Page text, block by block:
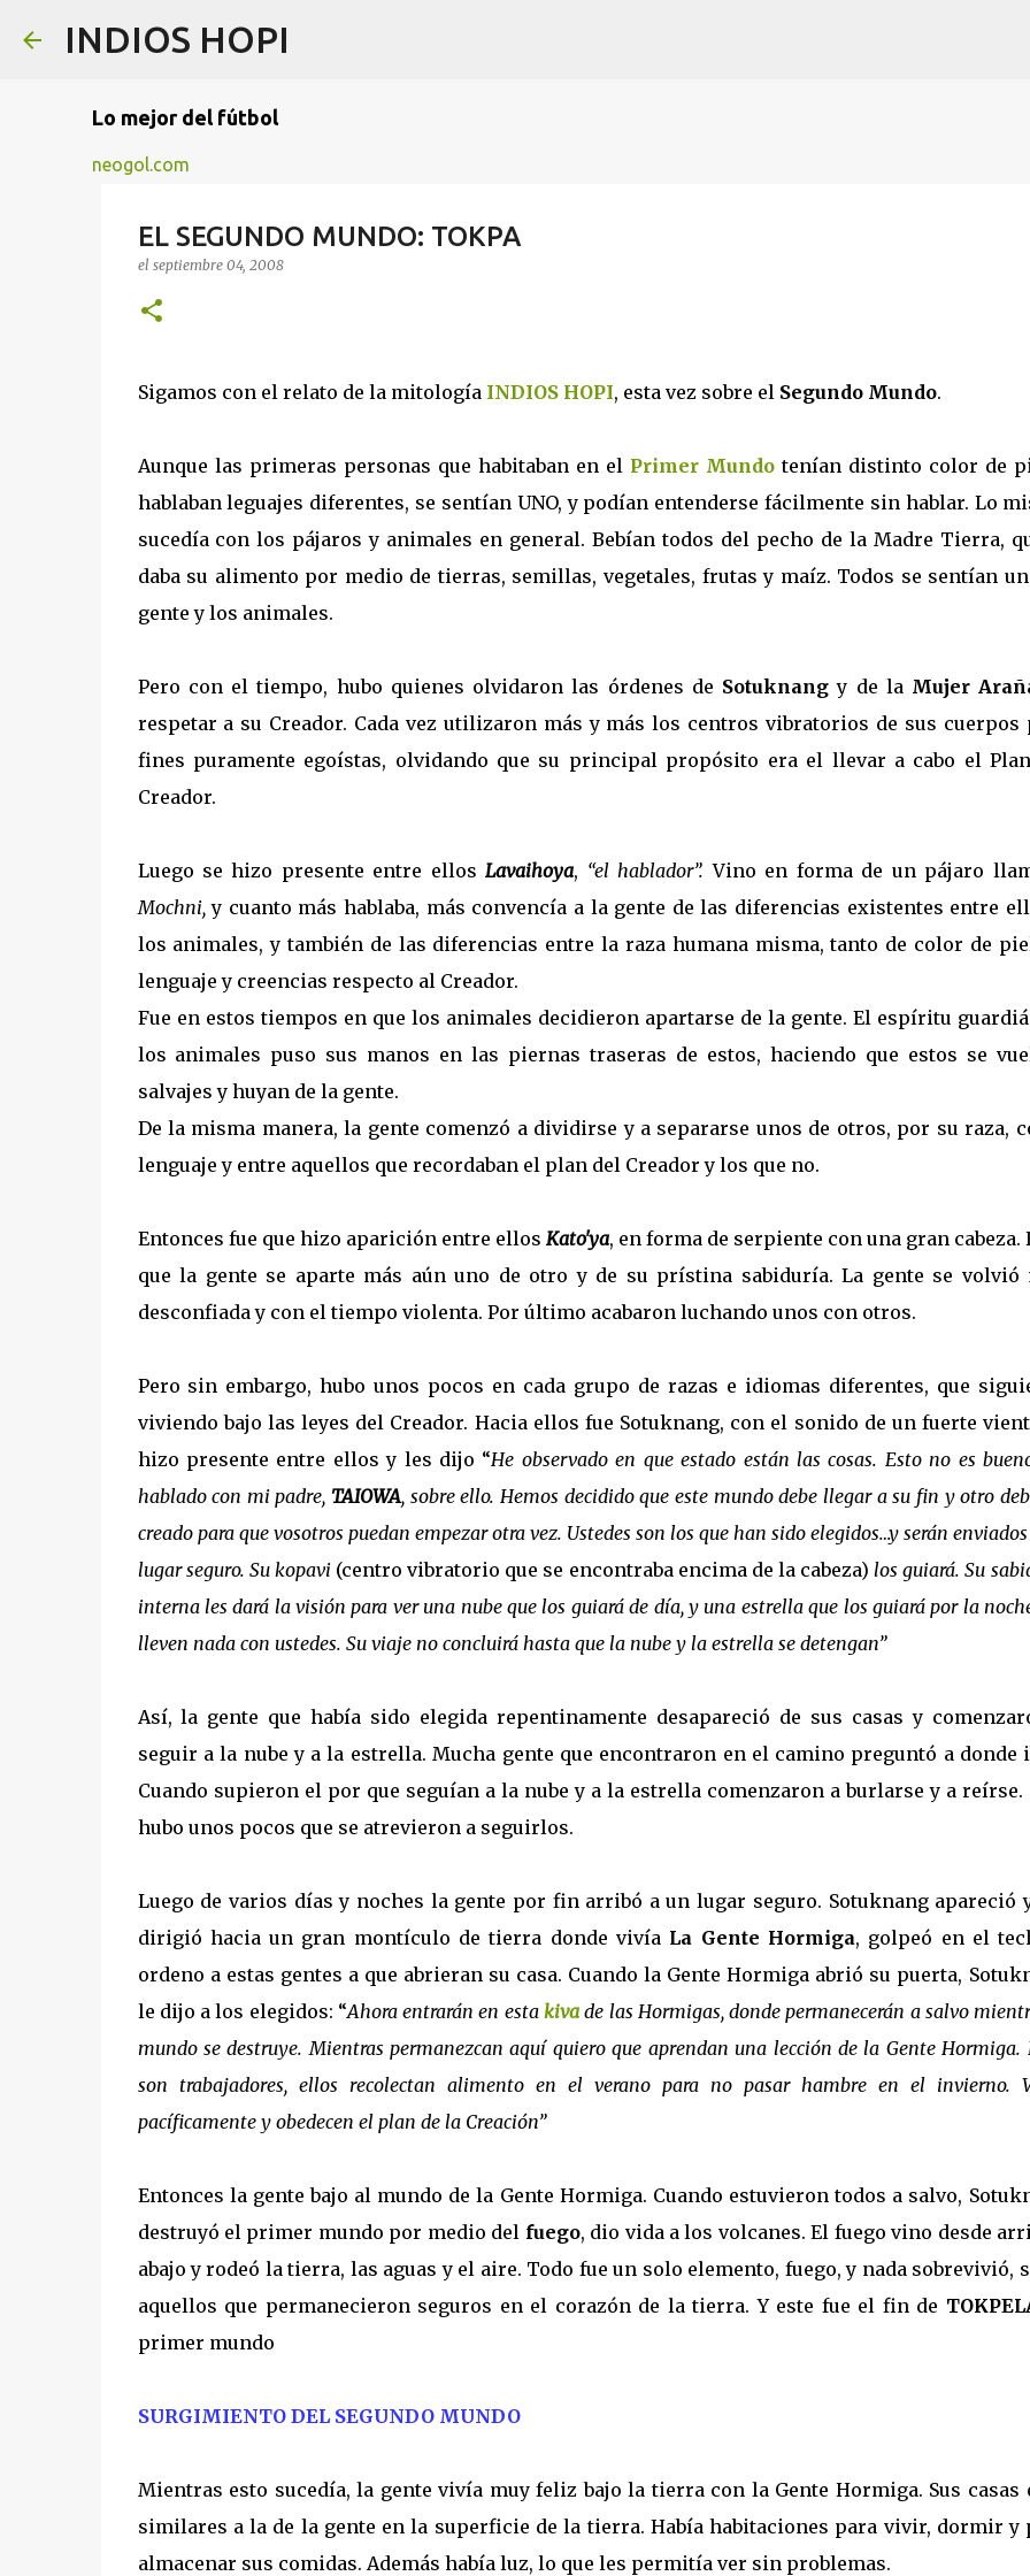
INDIOS HOPI
Lo mejor del fútbol
neogol.com
EL SEGUNDO MUNDO: TOKPA
el septiembre 04, 2008
Sigamos con el relato de la mitología INDIOS HOPI, esta vez sobre el Segundo Mundo.
Aunque las primeras personas que habitaban en el Primer Mundo tenían distinto color de
hablaban leguajes diferentes, se sentían UNO, y podían entenderse fácilmente sin hablar. Lo
sucedía con los pájaros y animales en general. Bebían todos del pecho de la Madre Tierra,
daba su alimento por medio de tierras, semillas, vegetales, frutas y maíz. Todos se sentían
gente y los animales.
Pero con el tiempo, hubo quienes olvidaron las órdenes de Sotuknang y de la Mujer
respetar a su Creador. Cada vez utilizaron más y más los centros vibratorios de sus cuerpos
fines puramente egoístas, olvidando que su principal propósito era el llevar a cabo el
Creador.
Luego se hizo presente entre ellosLavaihoya, “el hablador”. Vino en forma de un pájaro
Mochni,y cuanto más hablaba, más convencía a la gente de las diferencias existentes entre
los animales, y también de las diferencias entre la raza humana misma, tanto de color de
lenguaje y creencias respecto al Creador.
Fue en estos tiempos en que los animales decidieron apartarse de la gente. El espíritu
los animales puso sus manos en las piernas traseras de estos, haciendo que estos se
salvajes y huyan de la gente.
De la misma manera, la gente comenzó a dividirse y a separarse unos de otros, por su raza,
lenguaje y entre aquellos que recordaban el plan del Creador y los que no.
Entonces fue que hizo aparición entre ellos Kato'ya, en forma de serpiente con una gran cabeza.
que la gente se aparte más aún uno de otro y de su prístina sabiduría. La gente se volvió
desconfiada y con el tiempo violenta. Por último acabaron luchando unos con otros.
Pero sin embargo, hubo unos pocos en cada grupo de razas e idiomas diferentes, que
viviendo bajo las leyes del Creador. Hacia ellos fue Sotuknang, con el sonido de un fuerte
hizo presente entre ellos y les dijo “He observado en que estado están las cosas. Esto no es
hablado con mi padre, TAIOWA, sobre ello. Hemos decidido que este mundo debe llegar a su fin y otro
creado para que vosotros puedan empezar otra vez. Ustedes son los que han sido elegidos…y serán
lugar seguro. Su kopavi (centro vibratorio que se encontraba encima de la cabeza)los guiará. Su
interna les dará la visión para ver una nube que los guiará de día, y una estrella que los guiará por la
lleven nada con ustedes. Su viaje no concluirá hasta que la nube y la estrella se detengan”
Así, la gente que había sido elegida repentinamente desapareció de sus casas y
seguir a la nube y a la estrella. Mucha gente que encontraron en el camino preguntó a donde
Cuando supieron el por que seguían a la nube y a la estrella comenzaron a burlarse y a reírse.
hubo unos pocos que se atrevieron a seguirlos.
Luego de varios días y noches la gente por fin arribó a un lugar seguro. Sotuknang apareció
dirigió hacia un gran montículo de tierra donde vivía La Gente Hormiga, golpeó en el
ordeno a estas gentes a que abrieran su casa. Cuando la Gente Hormiga abrió su puerta,
le dijo a los elegidos: “Ahora entrarán en estakiva de las Hormigas, donde permanecerán a salvo
mundo se destruye. Mientras permanezcan aquí quiero que aprendan una lección de la Gente Hormiga.
son trabajadores, ellos recolectan alimento en el verano para no pasar hambre en el invierno.
pacíficamente y obedecen el plan de la Creación”
Entonces la gente bajo al mundo de la Gente Hormiga. Cuando estuvieron todos a salvo,
destruyó el primer mundo por medio del fuego, dio vida a los volcanes. El fuego vino desde
abajo y rodeó la tierra, las aguas y el aire. Todo fue un solo elemento, fuego, y nada sobrevivió,
aquellos que permanecieron seguros en el corazón de la tierra. Y este fue el fin de
primer mundo
SURGIMIENTO DEL SEGUNDO MUNDO
Mientras esto sucedía, la gente vivía muy feliz bajo la tierra con la Gente Hormiga. Sus casas
similares a la de la gente en la superficie de la tierra. Había habitaciones para vivir, dormir y
almacenar sus comidas. Además había luz, lo que les permitía ver sin problemas.